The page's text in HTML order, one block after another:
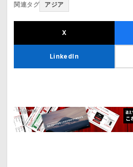
関連タグ アジア
X
LinkedIn